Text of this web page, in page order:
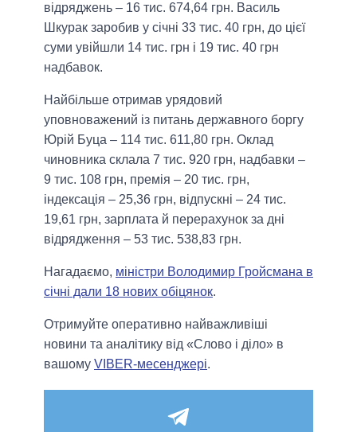
відряджень – 16 тис. 674,64 грн. Василь
Шкурак заробив у січні 33 тис. 40 грн, до цієї
суми увійшли 14 тис. грн і 19 тис. 40 грн
надбавок.
Найбільше отримав урядовий
уповноважений із питань державного боргу
Юрій Буца – 114 тис. 611,80 грн. Оклад
чиновника склала 7 тис. 920 грн, надбавки –
9 тис. 108 грн, премія – 20 тис. грн,
індексація – 25,36 грн, відпускні – 24 тис.
19,61 грн, зарплата й перерахунок за дні
відрядження – 53 тис. 538,83 грн.
Нагадаємо, міністри Володимир Гройсмана в
січні дали 18 нових обіцянок.
Отримуйте оперативно найважливіші
новини та аналітику від «Слово і діло» в
вашому VIBER-месенджері.